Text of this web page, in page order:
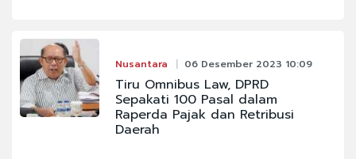
Nusantara 06 Desember 2023 10:09
Tiru Omnibus Law, DPRD
Sepakati 100 Pasal dalam
Raperda Pajak dan Retribusi
Daerah